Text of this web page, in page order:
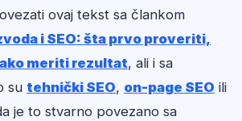
ovaj tekst sa člankom
i SEO: šta prvo proveriti,
meriti rezultat, ali i sa
su tehnički SEO, on-page SEO ili
je to stvarno povezano sa